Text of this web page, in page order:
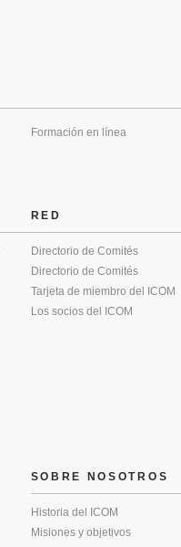
Formación en línea
RED
Directorio de Comités
Directorio de Comités
Tarjeta de miembro del ICOM
Los socios del ICOM
SOBRE NOSOTROS
Historia del ICOM
Misiones y objetivos